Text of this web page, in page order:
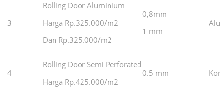
3
Rolling Door Aluminium
Harga Rp.325.000/m2
Dan Rp.325.000/m2
0,8mm
1 mm
4
Rolling Door Semi Perforated
Harga Rp.425.000/m2
0.5 mm